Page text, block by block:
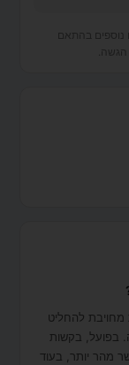
נוספים בהתאם
הגשה.
מחויבת להחליט
בפועל, בקשות
מהר יותר, בעוד